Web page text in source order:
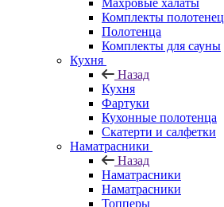
Махровые халаты
Комплекты полотенец
Полотенца
Комплекты для сауны
Кухня
Назад
Кухня
Фартуки
Кухонные полотенца
Скатерти и салфетки
Наматрасники
Назад
Наматрасники
Наматрасники
Топперы